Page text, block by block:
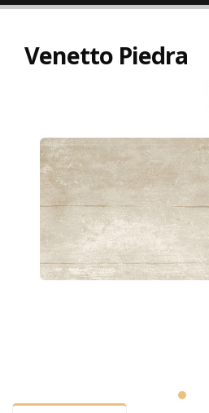
Venetto Piedra